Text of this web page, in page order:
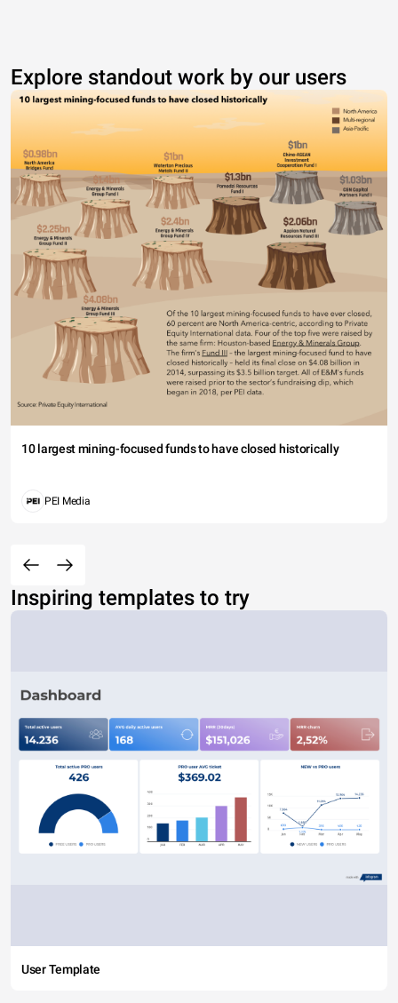
Explore standout work by our users
10 largest mining-focused funds to have closed historically
PEI Media
Inspiring templates to try
User Template